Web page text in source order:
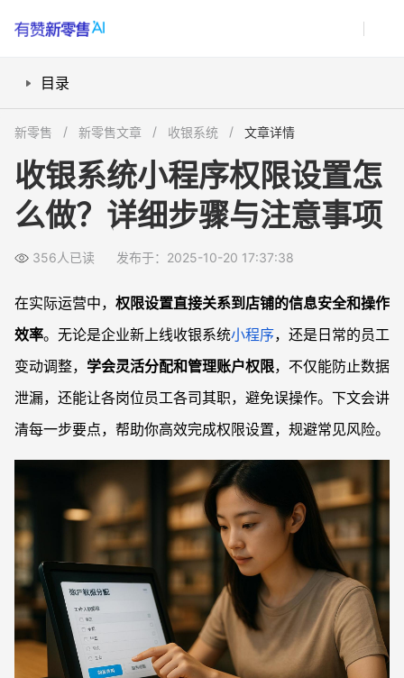
目录
员工变动后如何调整或撤销权限？
管理员权限有哪些不同，如何安全管控？
更换收银系统或权限结构后需注意什么？
常见问题
如何判断员工是否拥有某项权限？
新零售 新零售文章 收银系统 文章详情
收银系统小程序权限设置怎
么做？详细步骤与注意事项
356人已读 发布于：2025-10-20 17:37:38
在实际运营中， 权限设置直接关系到店铺的信息安全和操作
效率。无论是企业新上线收银系统小程序，还是日常的员工
变动调整， 学会灵活分配和管理账户权限，不仅能防止数据
泄漏，还能让各岗位员工各司其职，避免误操作。下文会讲
清每一步要点，帮助你高效完成权限设置，规避常见风险。